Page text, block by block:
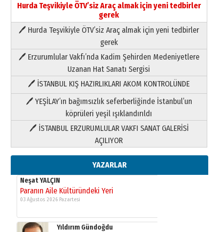
Hurda Teşvikiyle ÖTV’siz Araç almak için yeni tedbirler
gerek
🖊 Hurda Teşvikiyle ÖTV’siz Araç almak için yeni tedbirler
gerek
🖊 Erzurumlular Vakfı’nda Kadim Şehirden Medeniyetlere
Uzanan Hat Sanatı Sergisi
🖊 İSTANBUL KIŞ HAZIRLIKLARI AKOM KONTROLÜNDE
🖊 YEŞİLAY’ın bağımsızlık seferberliğinde İstanbul’un
köprüleri yeşil ışıklandırıldı
🖊 İSTANBUL ERZURUMLULAR VAKFI SANAT GALERİSİ
AÇILIYOR
YAZARLAR
Paranın Aile Kültüründeki Yeri
03 Ağustos 2026 Pazartesi
Yıldırım Gündoğdu
HAVVA’NIN ÜÇ KIZI
09 Temmuz 2026 Perşembe
Yusuf POLAT
Şampiyonluk Sebahattin Şirin’e
11 Mayıs 2026 Pazartesi
Neşat YALÇIN
Paranın Aile Kültüründeki Yeri
03 Ağustos 2026 Pazartesi
Yıldırım Gündoğdu